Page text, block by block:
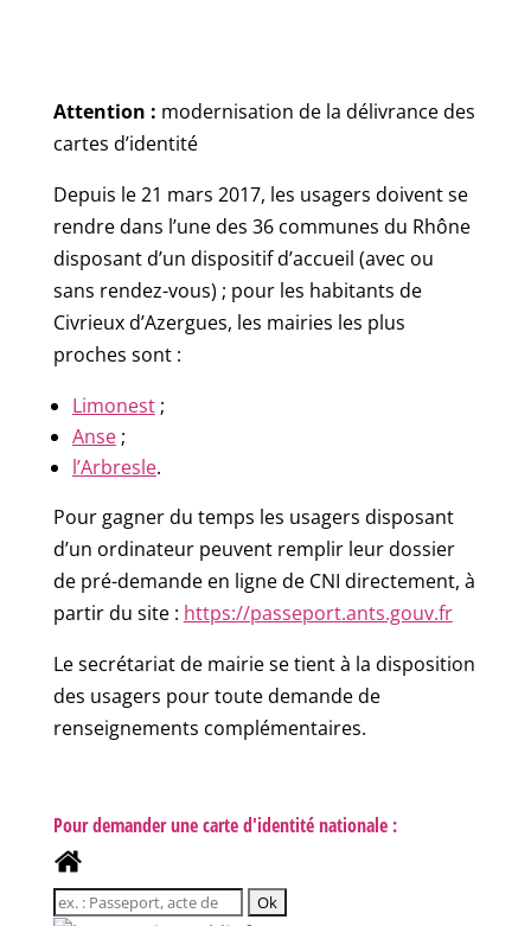
Attention : modernisation de la délivrance des
cartes d’identité
Depuis le 21 mars 2017, les usagers doivent se
rendre dans l’une des 36 communes du Rhône
disposant d’un dispositif d’accueil (avec ou
sans rendez-vous) ; pour les habitants de
Civrieux d’Azergues, les mairies les plus
proches sont :
Limonest;
Anse;
l’Arbresle.
Pour gagner du temps les usagers disposant
d’un ordinateur peuvent remplir leur dossier
de pré-demande en ligne de CNI directement, à
partir du site : https://passeport.ants.gouv.fr
Le secrétariat de mairie se tient à la disposition
des usagers pour toute demande de
renseignements complémentaires.
Pour demander une carte d'identité nationale :